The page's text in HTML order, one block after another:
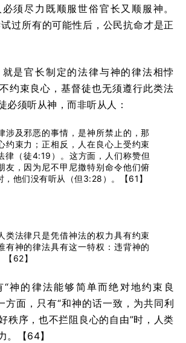
须尽力既顺服世俗官长又顺服神。
试过所有的可能性后，公民抗命才是正
是官长制定的法律与神的律法相悖
约束良心，基督徒也无须遵行此类法
必须听从神，而非听从人：
涉及邪恶的事情，是神所禁止的，那
约束力；正相反，人在良心上受约束
律（徒4:19）。这方面，人们称赞但
友，因为尼不甲尼撒特别命令他们俯
，他们没有听从（但3:28）。【61】
类法律只是凭借神法的权力具有约束
有神的律法具有这一特权：违背神的
62】
“神的律法能够简单而绝对地约束良
方面，只有“和神的话一致，为共同利
秩序，也不拦阻良心的自由”时，人类
。【64】